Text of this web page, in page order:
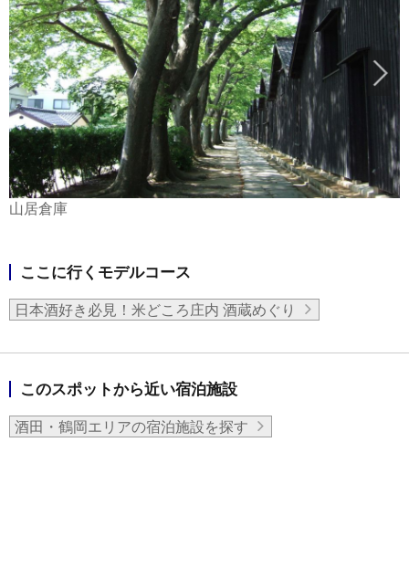
山居倉庫
ここに行くモデルコース
日本酒好き必見！米どころ庄内 酒蔵めぐり
このスポットから近い宿泊施設
酒田・鶴岡エリアの宿泊施設を探す